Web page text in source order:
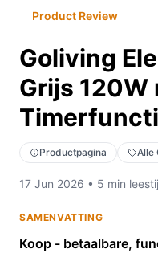
Product Review
Goliving
Grijs 120W
Productpagina Alle
17 Jun 2026 • 5 min
SAMENVATTING
Koop - betaalbare,